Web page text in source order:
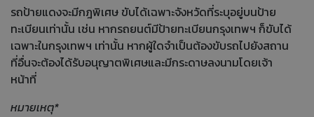
รถป้ายแดงจะมีกฎพิเศษ ขับได้เฉพาะจังหวัดที่ระบุอยู่บนป้าย
ทะเบียนเท่านั้น เช่น หากรถยนต์มีป้ายทะเบียนกรุงเทพฯ ก็ขับได้
เฉพาะในกรุงเทพฯ เท่านั้น หากผู้ใดจำเป็นต้องขับรถไปยังสถาน
ที่อื่นจะต้องได้รับอนุญาตพิเศษและมีกระดาษลงนามโดยเจ้า
หน้าที่
หมายเหตุ*